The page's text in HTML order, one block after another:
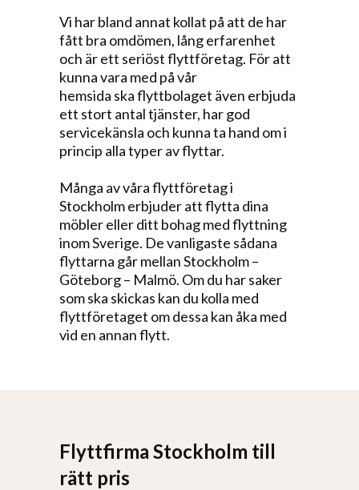
Vi har bland annat kollat på att de har
fått bra omdömen, lång erfarenhet
och är ett seriöst flyttföretag. För att
kunna vara med på vår
hemsida ska flyttbolaget även erbjuda
ett stort antal tjänster, har god
servicekänsla och kunna ta hand om i
princip alla typer av flyttar.
Många av våra flyttföretag i
Stockholm erbjuder att flytta dina
möbler eller ditt bohag med flyttning
inom Sverige. De vanligaste sådana
flyttarna går mellan Stockholm –
Göteborg – Malmö. Om du har saker
som ska skickas kan du kolla med
flyttföretaget om dessa kan åka med
vid en annan flytt.
Flyttfirma Stockholm till
rätt pris